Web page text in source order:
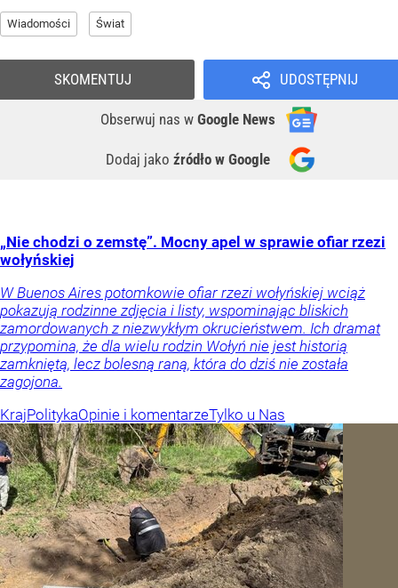
Wiadomości Świat
UDOSTĘPNIJ
Obserwuj nas w Google News
Dodaj jako źródło w Google
SKOMENTUJ
„Nie chodzi o zemstę”. Mocny apel w sprawie ofiar rzezi
wołyńskiej
W Buenos Aires potomkowie ofiar rzezi wołyńskiej wciąż
pokazują rodzinne zdjęcia i listy, wspominając bliskich
zamordowanych z niezwykłym okrucieństwem. Ich dramat
przypomina, że dla wielu rodzin Wołyń nie jest historią
zamkniętą, lecz bolesną raną, która do dziś nie została
zagojona.
KrajPolitykaOpinie i komentarzeTylko u Nas